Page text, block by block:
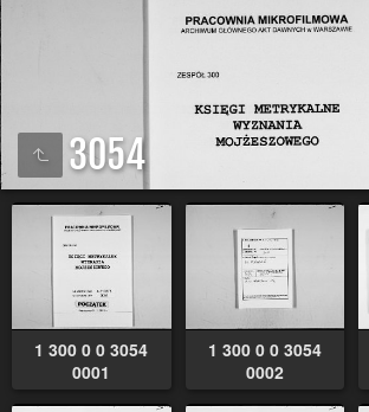
3054
1 300 0 0 3054
0001
1 300 0 0 3054
0002